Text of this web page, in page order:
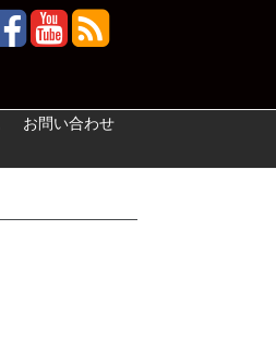
お問い合わせ